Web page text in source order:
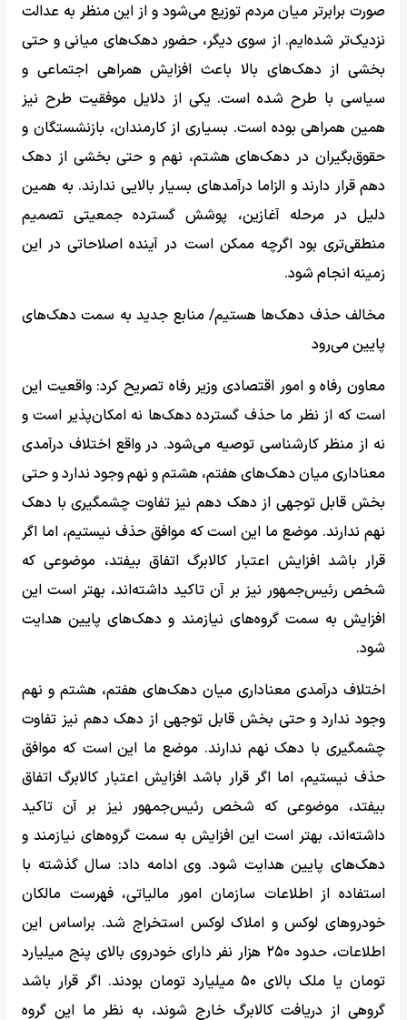
صورت برابرتر میان مردم توزیع می‌شود و از این منظر به عدالت
نزدیک‌تر شده‌ایم. از سوی دیگر، حضور دهک‌های میانی و حتی
بخشی از دهک‌های بالا باعث افزایش همراهی اجتماعی و
سیاسی با طرح شده است. یکی از دلایل موفقیت طرح نیز
همین همراهی بوده است. بسیاری از کارمندان، بازنشستگان و
حقوق‌بگیران در دهک‌های هشتم، نهم و حتی بخشی از دهک
دهم قرار دارند و الزاما درآمدهای بسیار بالایی ندارند. به همین
دلیل در مرحله آغازین، پوشش گسترده جمعیتی تصمیم
منطقی‌تری بود اگرچه ممکن است در آینده اصلاحاتی در این
زمینه انجام شود.
مخالف حذف دهک‌ها هستیم/ منابع جدید به سمت دهک‌های
پایین می‌رود
معاون رفاه و امور اقتصادی وزیر رفاه تصریح کرد: واقعیت این
است که از نظر ما حذف گسترده دهک‌ها نه امکان‌پذیر است و
نه از منظر کارشناسی توصیه می‌شود. در واقع اختلاف درآمدی
معناداری میان دهک‌های هفتم، هشتم و نهم وجود ندارد و حتی
بخش قابل توجهی از دهک دهم نیز تفاوت چشمگیری با دهک
نهم ندارند. موضع ما این است که موافق حذف نیستیم، اما اگر
قرار باشد افزایش اعتبار کالابرگ اتفاق بیفتد، موضوعی که
شخص رئیس‌جمهور نیز بر آن تاکید داشته‌اند، بهتر است این
افزایش به سمت گروه‌های نیازمند و دهک‌های پایین هدایت
شود.
اختلاف درآمدی معناداری میان دهک‌های هفتم، هشتم و نهم
وجود ندارد و حتی بخش قابل توجهی از دهک دهم نیز تفاوت
چشمگیری با دهک نهم ندارند. موضع ما این است که موافق
حذف نیستیم، اما اگر قرار باشد افزایش اعتبار کالابرگ اتفاق
بیفتد، موضوعی که شخص رئیس‌جمهور نیز بر آن تاکید
داشته‌اند، بهتر است این افزایش به سمت گروه‌های نیازمند و
دهک‌های پایین هدایت شود. وی ادامه داد: سال گذشته با
استفاده از اطلاعات سازمان امور مالیاتی، فهرست مالکان
خودروهای لوکس و املاک لوکس استخراج شد. براساس این
اطلاعات، حدود ۲۵۰ هزار نفر دارای خودروی بالای پنج میلیارد
تومان یا ملک بالای ۵۰ میلیارد تومان بودند. اگر قرار باشد
گروهی از دریافت کالابرگ خارج شوند، به نظر ما این گروه